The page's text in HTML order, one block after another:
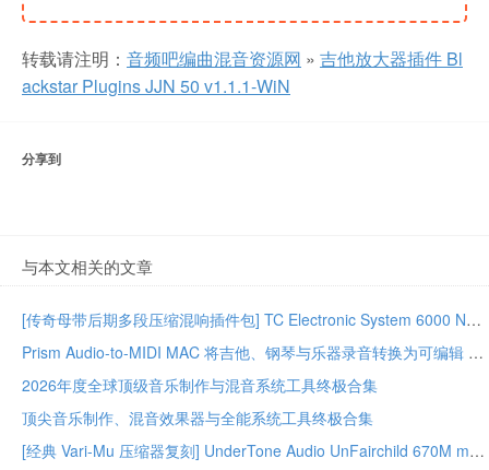
转载请注明： 音频吧编曲混音资源网 » 吉他放大器插件 Bl
ackstar Plugins JJN 50 v1.1.1-WiN
分享到
与本文相关的文章
[传奇母带后期多段压缩混响插件包] TC Electronic System 6000 Native Series Bundle 02.2026-GUISEPPE [MacOSX]（203MB）
Prism Audio-to-MIDI MAC 将吉他、钢琴与乐器录音转换为可编辑 MIDI
2026年度全球顶级音乐制作与混音系统工具终极合集
顶尖音乐制作、混音效果器与全能系统工具终极合集
[经典 Vari-Mu 压缩器复刻] UnderTone Audio UnFairchild 670M mkII v1.0.8 WiN/MAC – BUBBiX